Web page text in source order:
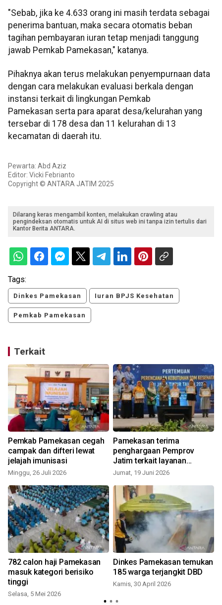
"Sebab, jika ke 4.633 orang ini masih terdata sebagai
penerima bantuan, maka secara otomatis beban
tagihan pembayaran iuran tetap menjadi tanggung
jawab Pemkab Pamekasan," katanya.
Pihaknya akan terus melakukan penyempurnaan data
dengan cara melakukan evaluasi berkala dengan
instansi terkait di lingkungan Pemkab
Pamekasan serta para aparat desa/kelurahan yang
tersebar di 178 desa dan 11 kelurahan di 13
kecamatan di daerah itu.
Pewarta: Abd Aziz
Editor: Vicki Febrianto
Copyright © ANTARA JATIM 2025
Dilarang keras mengambil konten, melakukan crawling atau
pengindeksan otomatis untuk AI di situs web ini tanpa izin tertulis dari
Kantor Berita ANTARA.
Tags:
Dinkes Pamekasan Iuran BPJS Kesehatan
Pemkab Pamekasan
Terkait
Pemkab Pamekasan cegah
campak dan difteri lewat
jelajah imunisasi
Minggu, 26 Juli 2026
Pamekasan terima
penghargaan Pemprov
Jatim terkait layanan
kesehatan
Jumat, 19 Juni 2026
782 calon haji Pamekasan
masuk kategori berisiko
tinggi
Selasa, 5 Mei 2026
Dinkes Pamekasan temukan
185 warga terjangkit DBD
Kamis, 30 April 2026